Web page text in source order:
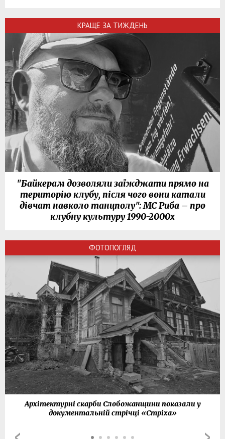
КРАЩЕ ЗА ТИЖДЕНЬ
"Байкерам дозволяли заїжджати прямо на
територію клубу, після чого вони катали
дівчат навколо танцполу": МС Риба – про
клубну культуру 1990-2000х
ФОТОПОГЛЯД
Архітектурні скарби Слобожанщини показали у
документальній стрічці «Стріха»